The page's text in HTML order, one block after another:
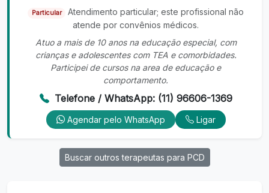
Particular
Atendimento particular; este profissional não
atende por convênios médicos.
Atuo a mais de 10 anos na educação especial, com
crianças e adolescentes com TEA e comorbidades.
Participei de cursos na area de educação e
comportamento.
Telefone / WhatsApp: (11) 96606-1369
Agendar pelo WhatsApp Ligar
Buscar outros terapeutas para PCD